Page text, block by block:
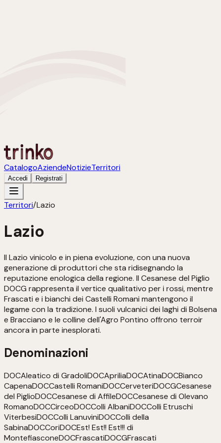
CatalogoAziendeNotizieTerritori
Accedi Registrati
Territori/Lazio
Lazio
Il Lazio vinicolo e in piena evoluzione, con una nuova
generazione di produttori che sta ridisegnando la
reputazione enologica della regione. Il Cesanese del Piglio
DOCG rappresenta il vertice qualitativo per i rossi, mentre
Frascati e i bianchi dei Castelli Romani mantengono il
legame con la tradizione. I suoli vulcanici dei laghi di Bolsena
e Bracciano e le colline dell'Agro Pontino offrono terroir
ancora in parte inesplorati.
Denominazioni
DOCAleatico di GradoliDOCApriliaDOCAtinaDOCBianco
CapenaDOCCastelli RomaniDOCCerveteriDOCGCesanese
del PiglioDOCCesanese di AffileDOCCesanese di Olevano
RomanoDOCCirceoDOCColli AlbaniDOCColli Etruschi
ViterbesiDOCColli LanuviniDOCColli della
SabinaDOCCoriDOCEst! Est!! Est!!! di
MontefiasconeDOCFrascatiDOCGFrascati